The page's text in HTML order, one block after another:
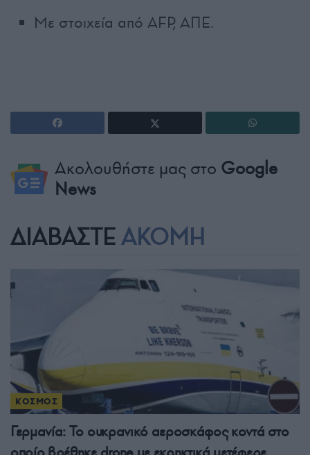
Με στοιχεία από AFP, ΑΠΕ.
Ακολουθήστε μας στο Google
News
ΔΙΑΒΑΣΤΕ ΑΚΟΜΗ
ΚΟΣΜΟΣ
Γερμανία: Το ουκρανικό αεροσκάφος κοντά στο